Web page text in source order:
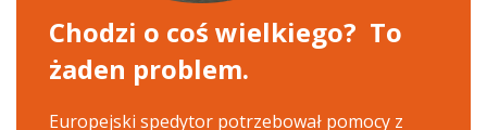
Chodzi o coś wielkiego? To
żaden problem.
Europejski spedytor potrzebował pomocy z